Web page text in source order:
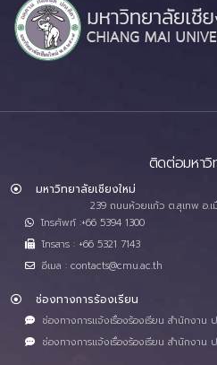
ติดต่อมหาวิ
มหาวิทยาลัยเชียงใหม่
239 ถนนห้วยแก้ว ต.สุเทพ อ.เ
โทรศัพท์ :+66 5394 1300
โทรสาร : +66 5321 7143
อีเมล : contacts@cmu.ac.th
ช่องทางการร้องเรียน
ช่องทางการแจ้งเรื่องร้องเรียน สำนักงาน
ช่องทางการแจ้งเรื่องร้องเรียน สำนักงาน